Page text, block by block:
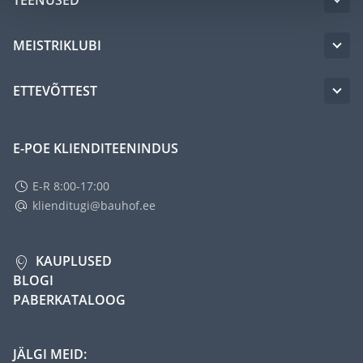
MEISTRIKLUBI
ETTEVÕTTEST
E-POE KLIENDITEENINDUS
E-R 8:00-17:00
klienditugi@bauhof.ee
KAUPLUSED
BLOGI
PABERKATALOOG
JÄLGI MEID: